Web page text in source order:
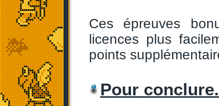
Ces épreuves
licences plus
points
Pour